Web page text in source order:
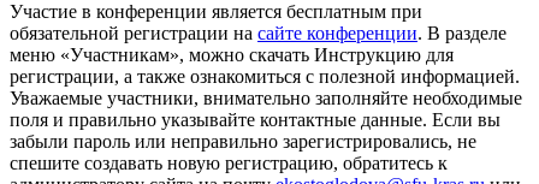
Участие в конференции является бесплатным при
обязательной регистрации на сайте конференции. В разделе
меню «Участникам», можно скачать Инструкцию для
регистрации, а также ознакомиться с полезной информацией.
Уважаемые участники, внимательно заполняйте необходимые
поля и правильно указывайте контактные данные. Если вы
забыли пароль или неправильно зарегистрировались, не
спешите создавать новую регистрацию, обратитесь к